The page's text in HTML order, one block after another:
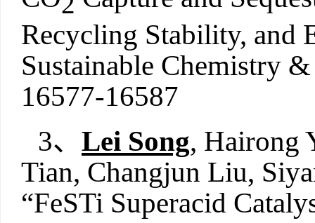
Recycling Stability, and
Sustainable Chemistry
16577-16587
3、 Lei Song, Hairong
Tian, Changjun Liu,
“FeSTi Superacid